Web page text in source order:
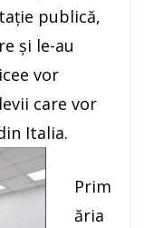
publică,
și le-au
vor
care vor
Italia.
Prim
ăria